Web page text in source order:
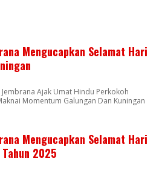
Mengucapkan Selamat Hari
Ajak Umat Hindu Perkokoh
Momentum Galungan Dan Kuningan
Mengucapkan Selamat Hari
2025